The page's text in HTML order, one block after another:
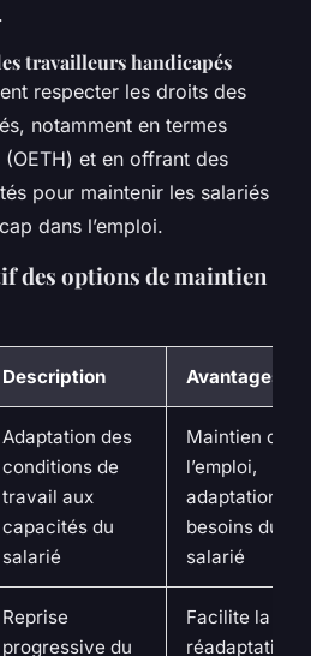
travailleurs handicapés
respecter les droits des
notamment en termes
(OETH) et en offrant des
pour maintenir les salariés
dans l’emploi.
des options de maintien
Description Avantages
Adaptation des
conditions de
travail aux
capacités du
salarié
Maintien dans
l’emploi,
adaptation
besoins du
salarié
Reprise
progressive du
Facilite la
réadaptation,